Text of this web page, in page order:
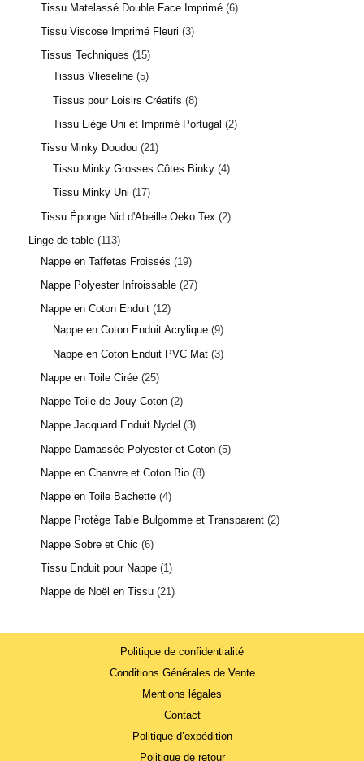
Tissu Matelassé Double Face Imprimé 6
Tissu Viscose Imprimé Fleuri 3
Tissus Techniques
15
Tissus Vlieseline 5
Tissus pour Loisirs Créatifs 8
Tissu Liège Uni et Imprimé Portugal
2
Tissu Minky Doudou 21
Tissu Minky Grosses Côtes Binky 4
Tissu Minky Uni
17
Tissu Éponge Nid d'Abeille Oeko Tex
2
Linge de table 113
Nappe en Taffetas Froissés
19
Nappe Polyester Infroissable 27
Nappe en Coton Enduit 12
Nappe en Coton Enduit Acrylique 9
Nappe en Coton Enduit PVC Mat 3
Nappe en Toile Cirée 25
Nappe Toile de Jouy Coton 2
Nappe Jacquard Enduit Nydel
3
Nappe Damassée Polyester et Coton 5
Nappe en Chanvre et Coton Bio 8
Nappe en Toile Bachette 4
Nappe Protège Table Bulgomme et Transparent 2
Nappe Sobre et Chic 6
Tissu Enduit pour Nappe 1
Nappe de Noël en Tissu 21
Politique de confidentialité
Conditions Générales de Vente
Mentions légales
Contact
Politique d’expédition
Politique de retour